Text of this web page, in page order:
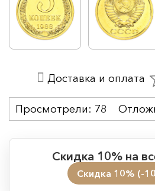
Скидка 10% на
Скидка 10% (-10
Просмотрели: 78
Доставка и оплата